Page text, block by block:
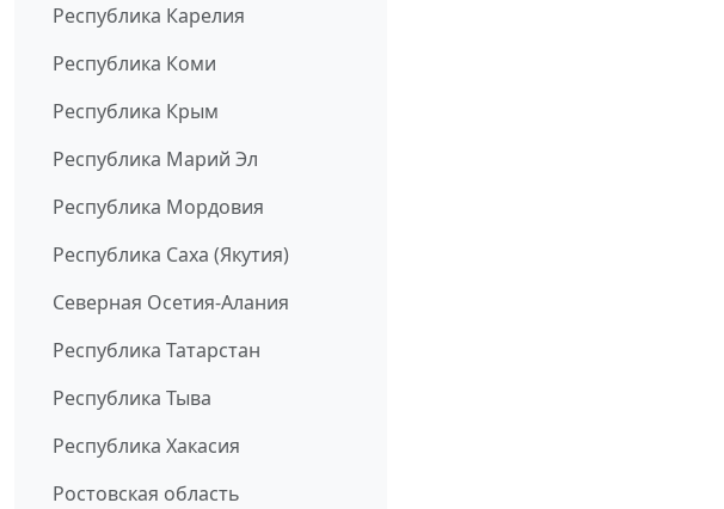
Республика Карелия
Республика Коми
Республика Крым
Республика Марий Эл
Республика Мордовия
Республика Саха (Якутия)
Северная Осетия-Алания
Республика Татарстан
Республика Тыва
Республика Хакасия
Ростовская область